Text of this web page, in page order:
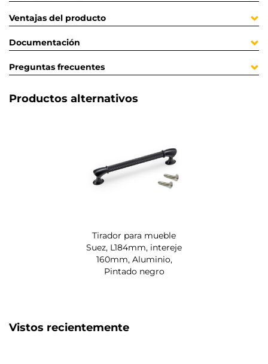
Ventajas del producto
Documentación
Preguntas frecuentes
Productos alternativos
Tirador para mueble
Suez, L184mm, intereje
160mm, Aluminio,
Pintado negro
Vistos recientemente